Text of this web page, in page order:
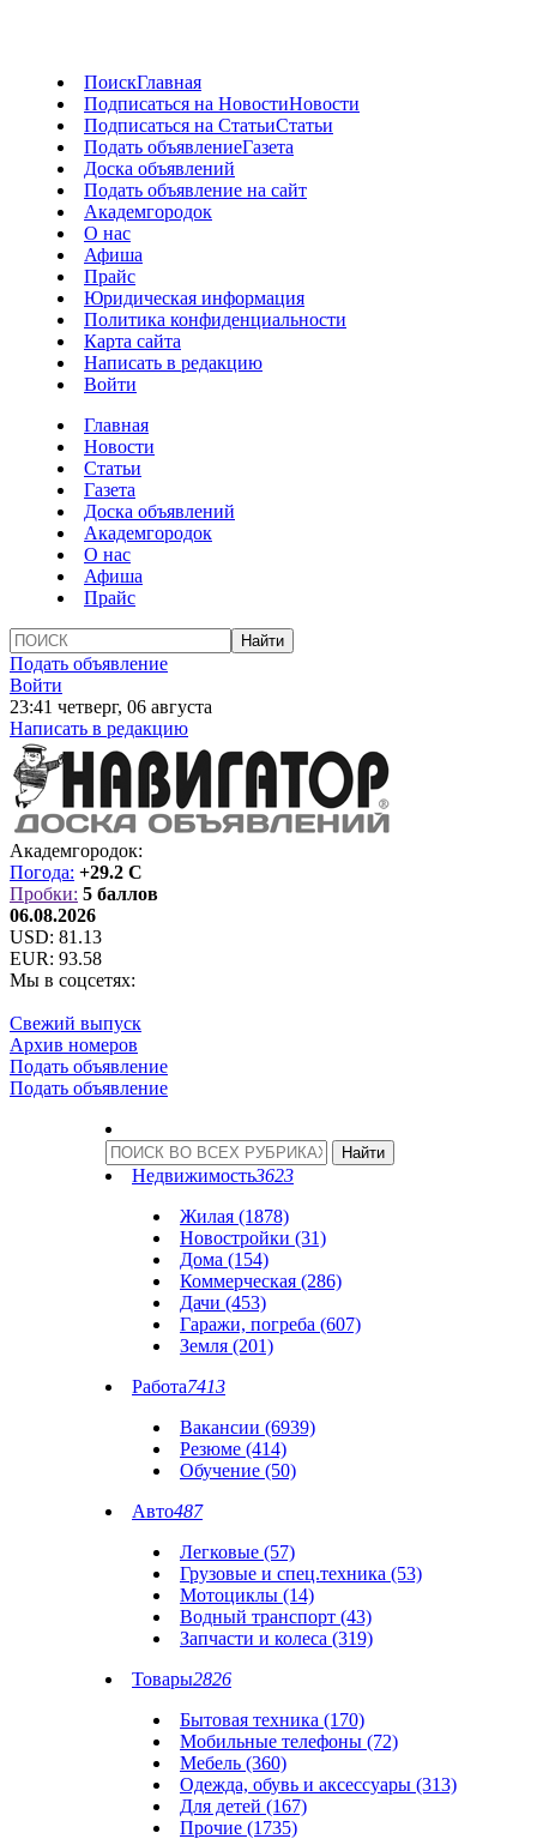
ПоискГлавная
Подписаться на НовостиНовости
Подписаться на СтатьиСтатьи
Подать объявлениеГазета
Доска объявлений
Подать объявление на сайт
Академгородок
О нас
Афиша
Прайс
Юридическая информация
Политика конфиденциальности
Карта сайта
Написать в редакцию
Войти
Главная
Новости
Статьи
Газета
Доска объявлений
Академгородок
О нас
Афиша
Прайс
Подать объявление
Войти
23:41 четверг, 06 августа
Написать в редакцию
Академгородок:
Погода: +29.2 C
Пробки: 5 баллов
06.08.2026
USD: 81.13
EUR: 93.58
Мы в соцсетях:
Свежий выпуск
Архив номеров
Подать объявление
Подать объявление
Недвижимость3623
Жилая (1878)
Новостройки (31)
Дома (154)
Коммерческая (286)
Дачи (453)
Гаражи, погреба (607)
Земля (201)
Работа7413
Вакансии (6939)
Резюме (414)
Обучение (50)
Авто487
Легковые (57)
Грузовые и спец.техника (53)
Мотоциклы (14)
Водный транспорт (43)
Запчасти и колеса (319)
Товары2826
Бытовая техника (170)
Мобильные телефоны (72)
Мебель (360)
Одежда, обувь и аксессуары (313)
Для детей (167)
Прочие (1735)